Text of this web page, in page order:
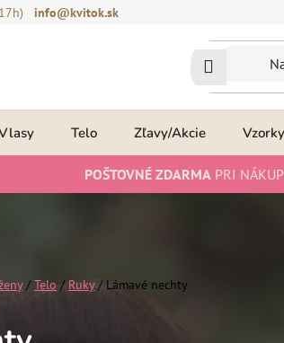
info@kvitok.sk
Telo Zľavy/Akcie Vzorky
POŠTOVNÉ ZDARMA PRI
/ Telo / Ruky / Lámavé nechty